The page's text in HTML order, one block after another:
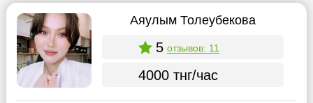
Аяулым Толеубекова
5 отзывов: 11
4000 тнг/час